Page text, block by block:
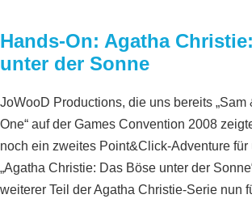
Hands-On: Agatha
unter der Sonne
JoWooD Productions, die uns bereits „Sam
One“ auf der Games Convention 2008
noch ein zweites Point&Click-Adventure für
„Agatha Christie: Das Böse unter der
weiterer Teil der Agatha Christie-Serie nun